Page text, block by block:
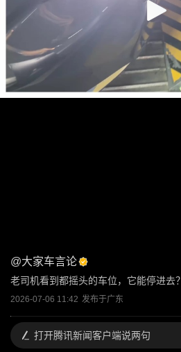
@大家车言论
老司机看到都摇头的车位，它能停进去？
2026-07-06 11:42 发布于广东
打开腾讯新闻客户端说两句